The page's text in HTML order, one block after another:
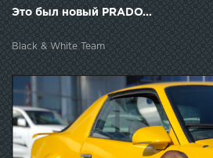
Это был новый PRADO...
Black & White Team